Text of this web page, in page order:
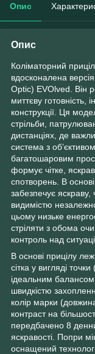
Опис
Опис
Коліматорний приціл
вдосконалена
Optic) EVOlved. Він
миттєву готовність,
конструкції. Ця
стрільби,
дистанціях, де
система з
багатошаровим
формує чітке,
спотворень. В
забезпечує яскраву,
видимістю
цьому низьке
стріляти з обома
контроль над
В основі прицілу
сітка у вигляді
ідеальним балансом
швидкістю
колір марки
контраст на
передбачено 8
яскравості. Попри
оснащений